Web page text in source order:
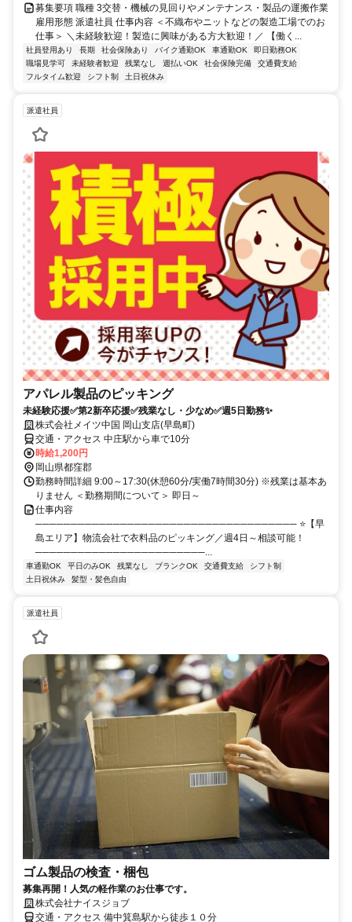
募集要項 職種 3交替・機械の見回りやメンテナンス・製品の運搬作業
雇用形態 派遣社員 仕事内容 ＜不織布やニットなどの製造工場でのお
仕事＞ ＼未経験歓迎！製造に興味がある方大歓迎！／ 【働く...
社員登用あり 長期 社会保険あり バイク通勤OK 車通勤OK
即日勤務OK
職場見学可
未経験者歓迎 残業なし 週払いOK 社会保険完備
交通費支給
フルタイム歓迎
シフト制 土日祝休み
派遣社員
アパレル製品のピッキング
未経験応援✅第2新卒応援✅残業なし・少なめ✅週5日勤務✨
株式会社メイツ中国 岡山支店(早島町)
交通・アクセス 中庄駅から車で10分
時給1,200円
岡山県都窪郡
勤務時間詳細 9:00～17:30(休憩60分/実働7時間30分) ※残業は基本あ
りません ＜勤務期間について＞ 即日～
仕事内容
───────────────────────────────────── ⭐【早
島エリア】物流会社で衣料品のピッキング／週4日～相談可能！
────────────────────────...
車通勤OK 平日のみOK 残業なし ブランクOK 交通費支給
シフト制
土日祝休み
髪型・髪色自由
派遣社員
ゴム製品の検査・梱包
募集再開！人気の軽作業のお仕事です。
株式会社ナイスジョブ
交通・アクセス 備中箕島駅から徒歩１０分